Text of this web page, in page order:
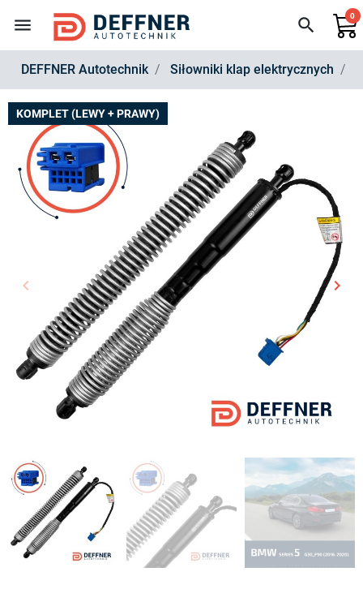
menu search 0
DEFFNER Autotechnik Siłowniki klap elektrycznych
KOMPLET (LEWY + PRAWY)
Poprzedni
keyboard_arrow_left keyboard_arrow_right